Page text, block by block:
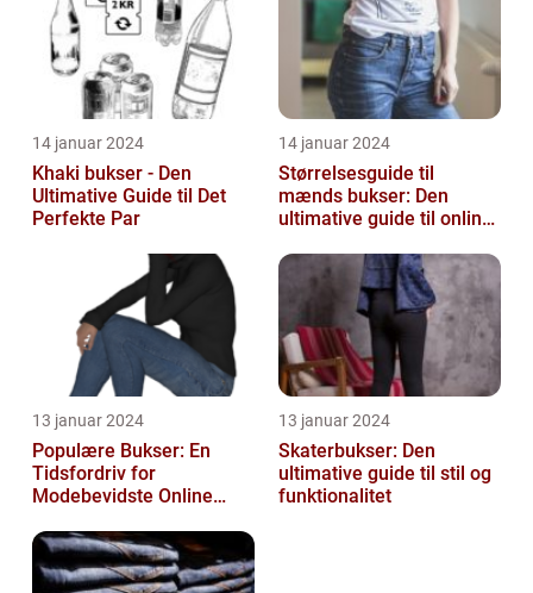
14 januar 2024
Khaki bukser - Den
Ultimative Guide til Det
Perfekte Par
14 januar 2024
Størrelsesguide til
mænds bukser: Den
ultimative guide til online-
handelskunder
13 januar 2024
Populære Bukser: En
Tidsfordriv for
Modebevidste Online
13 januar 2024
Skaterbukser: Den
ultimative guide til stil og
funktionalitet